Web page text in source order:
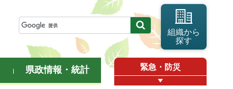
組織から
探す
県政情報・統計 緊急・防災